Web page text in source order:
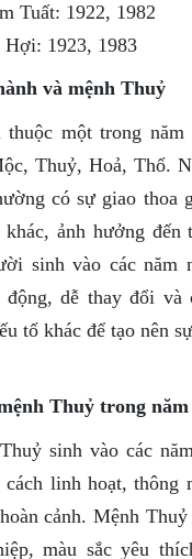
Tuất: 1922, 1982
Hợi: 1923, 1983
và mệnh Thuỷ
thuộc một trong năm
Thuỷ, Hoả, Thổ.
có sự giao thoa
ảnh hưởng đến
sinh vào các năm
dễ thay đổi và
tố khác để tạo nên
Thuỷ trong năm
sinh vào các
cách linh hoạt, thông
cảnh. Mệnh Thuỷ
màu sắc yêu